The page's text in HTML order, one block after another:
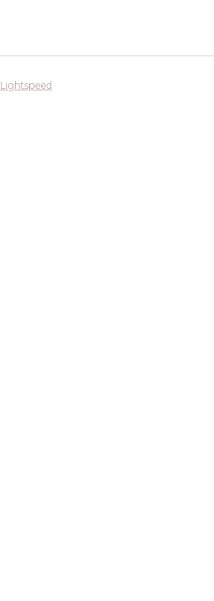
Lightspeed